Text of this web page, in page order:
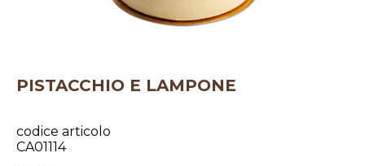
PISTACCHIO E LAMPONE
codice articolo
CA01114